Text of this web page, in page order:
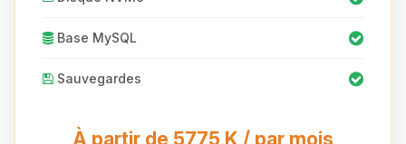
Base MySQL
Sauvegardes
À partir de 5775 K / par mois